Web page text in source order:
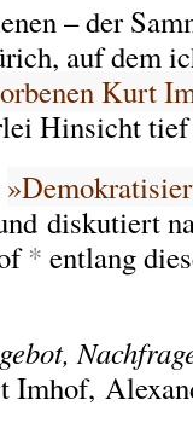
– der
auf dem
Kurt
Hinsicht tief
diskutiert
* entlang
Imhof,